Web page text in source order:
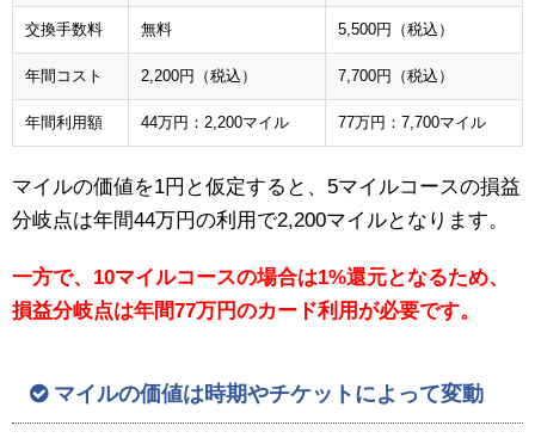
交換手数料 無料 5,500円（税込）
年間コスト 2,200円（税込） 7,700円（税込）
年間利用額 44万円：2,200マイル 77万円：7,700マイル
マイルの価値を1円と仮定すると、5マイルコースの損益
分岐点は年間44万円の利用で2,200マイルとなります。
一方で、10マイルコースの場合は1%還元となるため、
損益分岐点は年間77万円のカード利用が必要です。
マイルの価値は時期やチケットによって変動